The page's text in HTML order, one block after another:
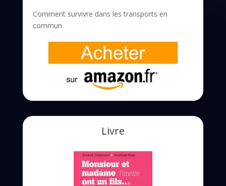
Comment survivre dans les transports en
commun
Livre